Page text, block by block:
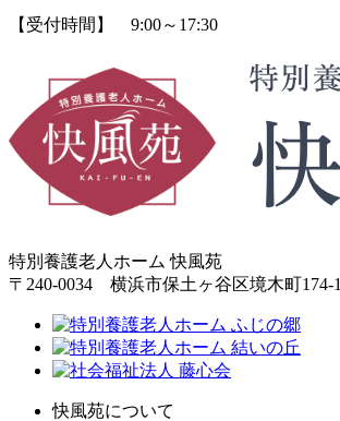
【受付時間】 9:00～17:30
特別養護老人ホーム 快風苑
〒240-0034 横浜市保土ヶ谷区境木町174-1
快風苑について